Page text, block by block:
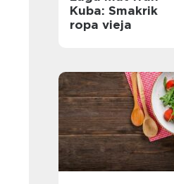
Kuba: Smakrik
ropa vieja